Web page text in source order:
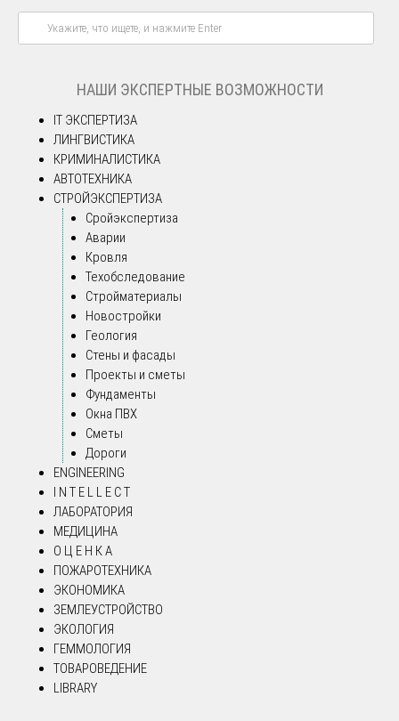
НАШИ ЭКСПЕРТНЫЕ ВОЗМОЖНОСТИ
IT ЭКСПЕРТИЗА
ЛИНГВИСТИКА
КРИМИНАЛИСТИКА
АВТОТЕХНИКА
СТРОЙЭКСПЕРТИЗА
Сройэкспертиза
Аварии
Кровля
Техобследование
Стройматериалы
Новостройки
Геология
Стены и фасады
Проекты и сметы
Фундаменты
Окна ПВХ
Сметы
Дороги
ENGINEERING
I N T E L L E C T
ЛАБОРАТОРИЯ
МЕДИЦИНА
О Ц Е Н К А
ПОЖАРОТЕХНИКА
ЭКОНОМИКА
ЗЕМЛЕУСТРОЙСТВО
ЭКОЛОГИЯ
ГЕММОЛОГИЯ
ТОВАРОВЕДЕНИЕ
LIBRARY